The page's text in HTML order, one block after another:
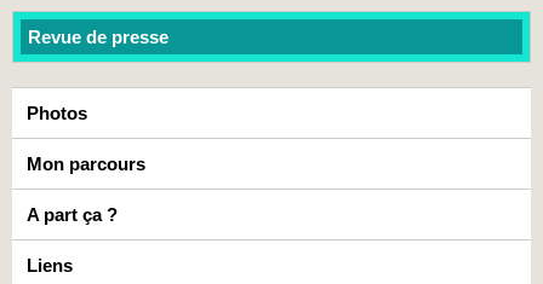
Revue de presse
Photos
Mon parcours
A part ça ?
Liens